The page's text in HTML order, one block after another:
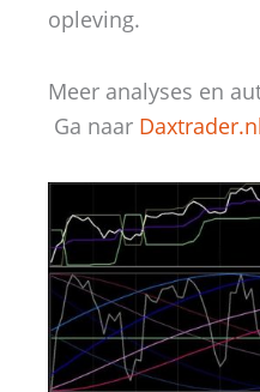
opleving.
Meer analyses en
Ga naar Daxtrader.nl